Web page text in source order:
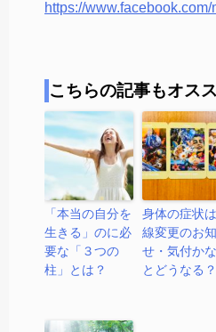
https://
こちらの記事もオス
「本当の自分を
生きる」のに必
要な「３つの
柱」とは？
身体の症状
線変更のお
せ・気付か
とどうなる？